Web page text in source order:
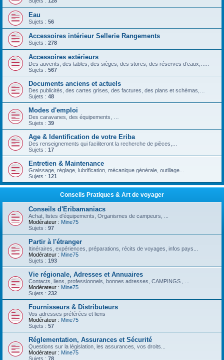
Eau
Sujets : 56
Accessoires intérieur Sellerie Rangements
Sujets : 278
Accessoires extérieurs
Des auvents, des tables, des sièges, des stores, des réserves d’eaux,…..
Sujets : 567
Documents anciens et actuels
Des publicités, des cartes grises, des factures, des plans et schémas,…
Sujets : 48
Modes d'emploi
Des caravanes, des équipements, …
Sujets : 39
Age & Identification de votre Eriba
Des renseignements qui faciliteront la recherche de pièces,…
Sujets : 17
Entretien & Maintenance
Graissage, réglage, lubrification, mécanique générale, outillage...
Sujets : 121
Conseils Pratiques & Art de voyager
Conseils d'Eribamaniacs
Achat, listes d'équipements, Organismes de campeurs, ...
Modérateur : Mine75
Sujets : 97
Partir à l'étranger
Itinéraires, expériences, préparations, récits de voyages, infos pays...
Modérateur : Mine75
Sujets : 193
Vie régionale, Adresses et Annuaires
Contacts, liens, professionnels, bonnes adresses, CAMPINGS , ...
Modérateur : Mine75
Sujets : 232
Fournisseurs & Distributeurs
Vos adresses préférées et liens
Modérateur : Mine75
Sujets : 57
Réglementation, Assurances et Sécurité
Questions sur la législation, les assurances, vos droits...
Modérateur : Mine75
Sujets : 78